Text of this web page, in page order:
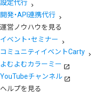
設定代行
開発・API連携代行
運営ノウハウを見る
イベント・セミナー
コミュニティイベントCarty
よむよむカラーミー
YouTubeチャンネル
ヘルプを見る